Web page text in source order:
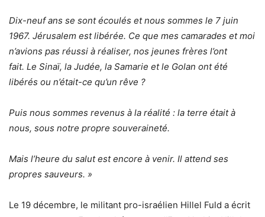
Dix-neuf ans se sont écoulés et nous sommes le 7 juin
1967. Jérusalem est libérée. Ce que mes camarades et moi
n’avions pas réussi à réaliser, nos jeunes frères l’ont
fait. Le Sinaï, la Judée, la Samarie et le Golan ont été
libérés ou n’était-ce qu’un rêve ?
Puis nous sommes revenus à la réalité : la terre était à
nous, sous notre propre souveraineté.
Mais l’heure du salut est encore à venir. Il attend ses
propres sauveurs. »
Le 19 décembre, le militant pro-israélien Hillel Fuld a écrit